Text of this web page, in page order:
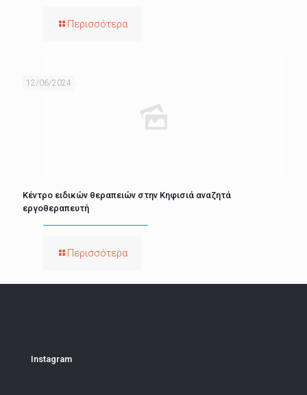
Περισσότερα
12/06/2024
Κέντρο ειδικών θεραπειών στην Κηφισιά αναζητά
εργοθεραπευτή
Περισσότερα
Instagram